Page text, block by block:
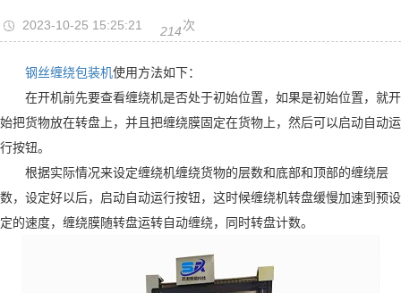
2023-10-25 15:25:21 214次
钢丝缠绕包装机使用方法如下：
在开机前先要查看缠绕机是否处于初始位置，如果是初始位置，就开
始把货物放在转盘上，并且把缠绕膜固定在货物上，然后可以启动自动运
行按钮。
根据实际情况来设定缠绕机缠绕货物的层数和底部和顶部的缠绕层
数，设定好以后，启动自动运行按钮，这时候缠绕机转盘缓慢加速到预设
定的速度，缠绕膜随转盘运转自动缠绕，同时转盘计数。